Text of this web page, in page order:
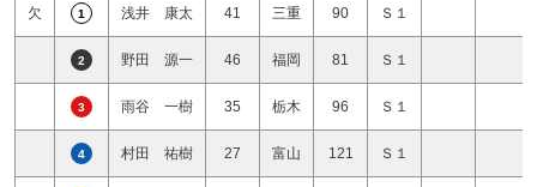
欠 1 浅井 康太 41 三重 90 Ｓ１
2 野田 源一 46 福岡 81 Ｓ１
3 雨谷 一樹 35 栃木 96 Ｓ１
4 村田 祐樹 27 富山 121 Ｓ１